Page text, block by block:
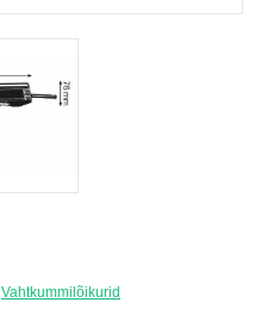
Vahtkummilõikurid